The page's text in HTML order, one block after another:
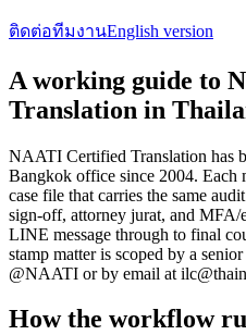
ติดต่อทีมงานEnglish version
A working guide to
Translation in
NAATI Certified Translation has
Bangkok office since 2004. Each
case file that carries the same
sign-off, attorney jurat, and
LINE message through to final
stamp matter is scoped by a
@NAATI or by email at
How the workflow